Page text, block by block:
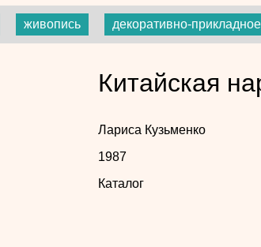
живопись декоративно-
Китайская
Лариса Кузьменко
1987
Каталог